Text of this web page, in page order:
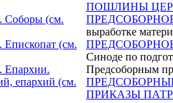
Соборы (см.
Епископат (см.
Епархии.
епархий (см.
ПОШЛИНЫ
выработке
Синоде по
Предсоборным
ПРИКАЗЫ